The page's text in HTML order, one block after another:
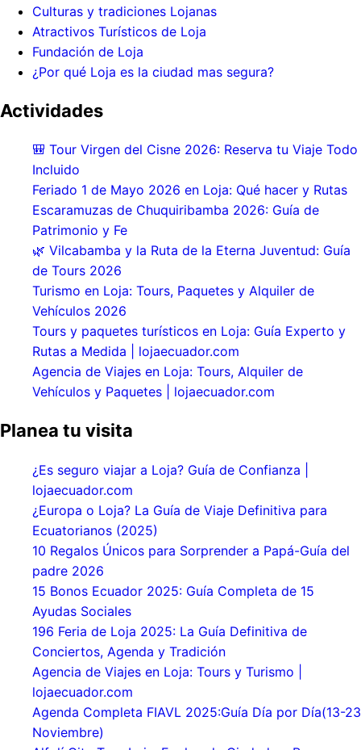
Culturas y tradiciones Lojanas
Atractivos Turísticos de Loja
Fundación de Loja
¿Por qué Loja es la ciudad mas segura?
Actividades
🎒 Tour Virgen del Cisne 2026: Reserva tu Viaje Todo
Incluido
Feriado 1 de Mayo 2026 en Loja: Qué hacer y Rutas
Escaramuzas de Chuquiribamba 2026: Guía de
Patrimonio y Fe
🌿 Vilcabamba y la Ruta de la Eterna Juventud: Guía
de Tours 2026
Turismo en Loja: Tours, Paquetes y Alquiler de
Vehículos 2026
Tours y paquetes turísticos en Loja: Guía Experto y
Rutas a Medida | lojaecuador.com
Agencia de Viajes en Loja: Tours, Alquiler de
Vehículos y Paquetes | lojaecuador.com
Planea tu visita
¿Es seguro viajar a Loja? Guía de Confianza |
lojaecuador.com
¿Europa o Loja? La Guía de Viaje Definitiva para
Ecuatorianos (2025)
10 Regalos Únicos para Sorprender a Papá-Guía del
padre 2026
15 Bonos Ecuador 2025: Guía Completa de 15
Ayudas Sociales
196 Feria de Loja 2025: La Guía Definitiva de
Conciertos, Agenda y Tradición
Agencia de Viajes en Loja: Tours y Turismo |
lojaecuador.com
Agenda Completa FIAVL 2025:Guía Día por Día(13-23
Noviembre)